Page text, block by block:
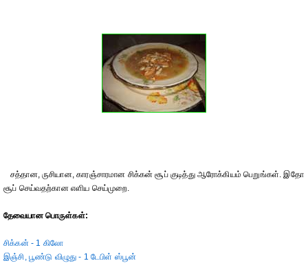
சத்தான, ருசியான, காரஞ்சாரமான சிக்கன் சூப் குடித்து ஆரோக்கியம் பெறுங்கள். இதோ
சூப் செய்வதற்கான எளிய செய்முறை.
தேவையான பொருள்கள்:
சிக்கன் - 1 கிலோ
இஞ்சி, பூண்டு விழுது - 1 டேபிள் ஸ்பூன்